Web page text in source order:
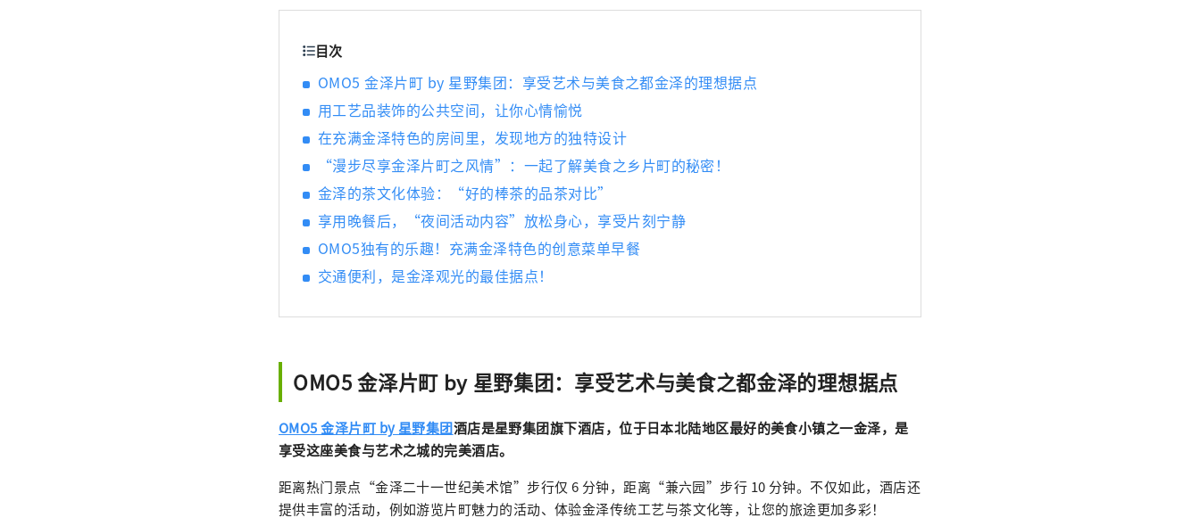
店品牌“BEB”五大品牌，及其他个性酒店设施。
目次
OMO5 金泽片町 by 星野集团：享受艺术与美食之都金泽的理想据点
用工艺品装饰的公共空间，让你心情愉悦
在充满金泽特色的房间里，发现地方的独特设计
“漫步尽享金泽片町之风情”：一起了解美食之乡片町的秘密！
金泽的茶文化体验：“好的棒茶的品茶对比”
享用晚餐后，“夜间活动内容”放松身心，享受片刻宁静
OMO5独有的乐趣！充满金泽特色的创意菜单早餐
交通便利，是金泽观光的最佳据点！
OMO5 金泽片町 by 星野集团：享受艺术与美食之都金泽的理想据点
OMO5 金泽片町 by 星野集团酒店是星野集团旗下酒店，位于日本北陆地区最好的美食小镇之一金泽，是
享受这座美食与艺术之城的完美酒店。
距离热门景点“金泽二十一世纪美术馆”步行仅 6 分钟，距离“兼六园”步行 10 分钟。不仅如此，酒店还
提供丰富的活动，例如游览片町魅力的活动、体验金泽传统工艺与茶文化等，让您的旅途更加多彩！